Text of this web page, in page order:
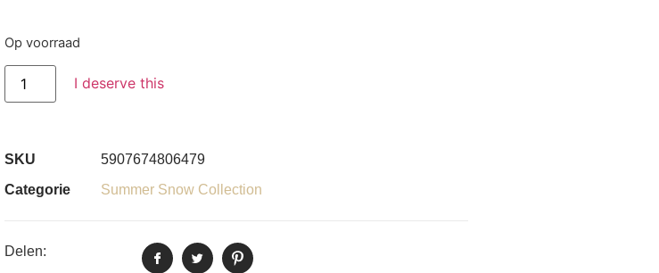
Op voorraad
I deserve this
SKU
5907674806479
Categorie
Summer Snow Collection
Delen: